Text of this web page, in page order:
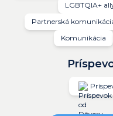
LGBTQIA+
Partnerská
Komunikácia